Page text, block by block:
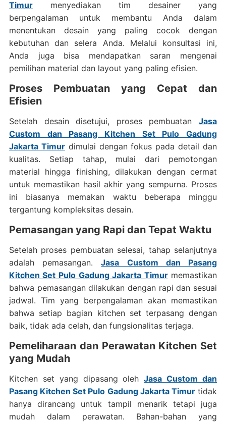
Timurmenyediakan tim desainer yang
berpengalaman untuk membantu Anda dalam
menentukan desain yang paling cocok dengan
kebutuhan dan selera Anda. Melalui konsultasi ini,
Anda juga bisa mendapatkan saran mengenai
pemilihan material dan layout yang paling efisien.
Proses Pembuatan yang Cepat dan
Efisien
Setelah desain disetujui, proses pembuatanJasa
Custom dan Pasang Kitchen Set Pulo Gadung
Jakarta Timurdimulai dengan fokus pada detail dan
kualitas. Setiap tahap, mulai dari pemotongan
material hingga finishing, dilakukan dengan cermat
untuk memastikan hasil akhir yang sempurna. Proses
ini biasanya memakan waktu beberapa minggu
tergantung kompleksitas desain.
Pemasangan yang Rapi dan Tepat Waktu
Setelah proses pembuatan selesai, tahap selanjutnya
adalah pemasangan.Jasa Custom dan Pasang
Kitchen Set Pulo Gadung Jakarta Timurmemastikan
bahwa pemasangan dilakukan dengan rapi dan sesuai
jadwal. Tim yang berpengalaman akan memastikan
bahwa setiap bagian kitchen set terpasang dengan
baik, tidak ada celah, dan fungsionalitas terjaga.
Pemeliharaan dan Perawatan Kitchen Set
yang Mudah
Kitchen set yang dipasang olehJasa Custom dan
Pasang Kitchen Set Pulo Gadung Jakarta Timurtidak
hanya dirancang untuk tampil menarik tetapi juga
mudah dalam perawatan. Bahan-bahan yang